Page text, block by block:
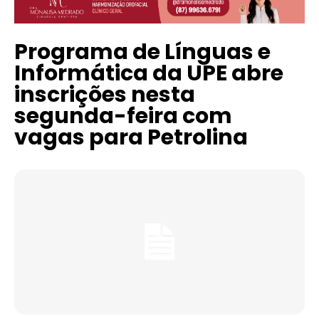
Programa de Línguas e
Informática da UPE abre
inscrições nesta
segunda-feira com
vagas para Petrolina